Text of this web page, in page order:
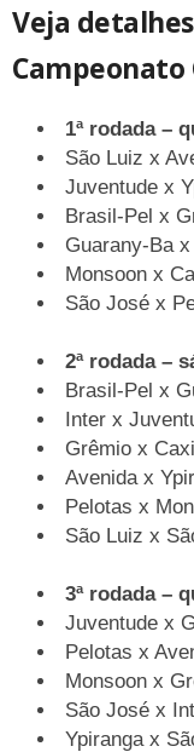
Veja
Campeonato
1ª rodada –
São Luiz x
Juventude x
Brasil-Pel x
Guarany-Ba
Monsoon x
São José x
2ª rodada –
Brasil-Pel x
Inter x
Grêmio x
Avenida x
Pelotas x
São Luiz x
3ª rodada –
Juventude x
Pelotas x
Monsoon x
São José x
Ypiranga x